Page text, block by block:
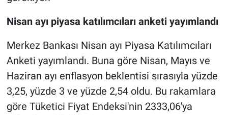
Nisan ayı piyasa katılımcıları anketi yayımlandı
Merkez Bankası Nisan ayı Piyasa Katılımcıları
Anketi yayımlandı. Buna göre Nisan, Mayıs ve
Haziran ayı enflasyon beklentisi sırasıyla yüzde
3,25, yüzde 3 ve yüzde 2,54 oldu. Bu rakamlara
göre Tüketici Fiyat Endeksi'nin 2333,06'ya